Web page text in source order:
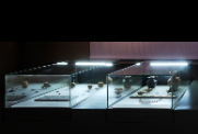
Αρχική σελίδα
ΤΟ ΜΟΥΣΕΙΟ
ΕΚΘΕΣΕΙΣ